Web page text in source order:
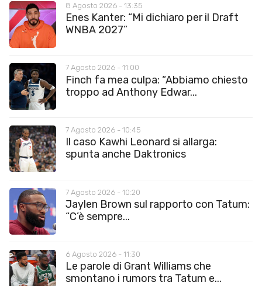
8 Agosto 2026 - 13:35
Enes Kanter: “Mi dichiaro per il Draft
WNBA 2027”
7 Agosto 2026 - 11:00
Finch fa mea culpa: “Abbiamo chiesto
troppo ad Anthony Edwar...
7 Agosto 2026 - 10:45
Il caso Kawhi Leonard si allarga:
spunta anche Daktronics
7 Agosto 2026 - 10:20
Jaylen Brown sul rapporto con Tatum:
“C’è sempre...
6 Agosto 2026 - 11:30
Le parole di Grant Williams che
smontano i rumors tra Tatum e...